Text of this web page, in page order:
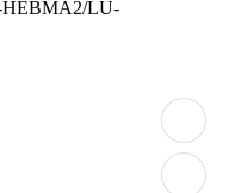
HEBMA2/LU-